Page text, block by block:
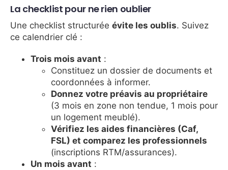
La checklist pour ne rien oublier
Une checklist structurée évite les oublis. Suivez
ce calendrier clé :
Trois mois avant :
Constituez un dossier de documents et
coordonnées à informer.
Donnez votre préavis au propriétaire
(3 mois en zone non tendue, 1 mois pour
un logement meublé).
Vérifiez les aides financières (Caf,
FSL) et comparez les professionnels
(inscriptions RTM/assurances).
Un mois avant :